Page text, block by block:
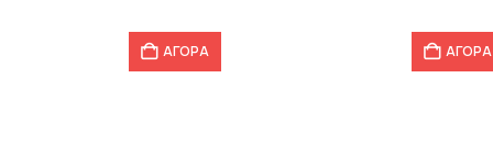
ΑΓΟΡΑ ΑΓΟΡΑ